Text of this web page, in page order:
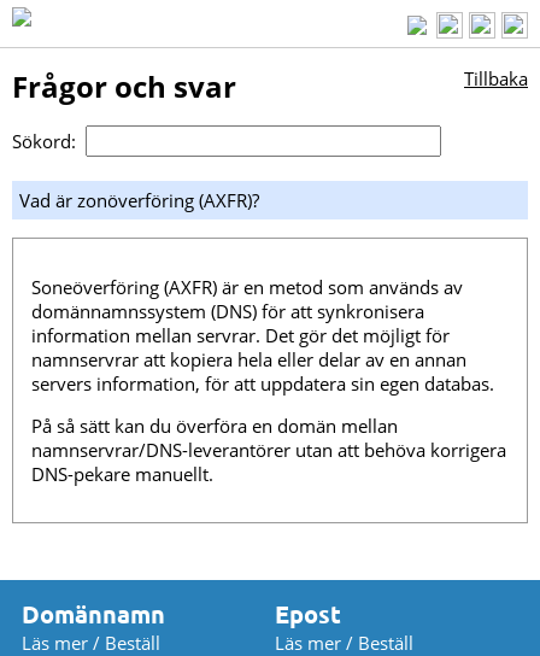
Frågor och svar Tillbaka
Sökord:
Vad är zonöverföring (AXFR)?
Soneöverföring (AXFR) är en metod som används av
domännamnssystem (DNS) för att synkronisera
information mellan servrar. Det gör det möjligt för
namnservrar att kopiera hela eller delar av en annan
servers information, för att uppdatera sin egen databas.
På så sätt kan du överföra en domän mellan
namnservrar/DNS-leverantörer utan att behöva korrigera
DNS-pekare manuellt.
Domännamn
Läs mer / Beställ
Epost
Läs mer / Beställ